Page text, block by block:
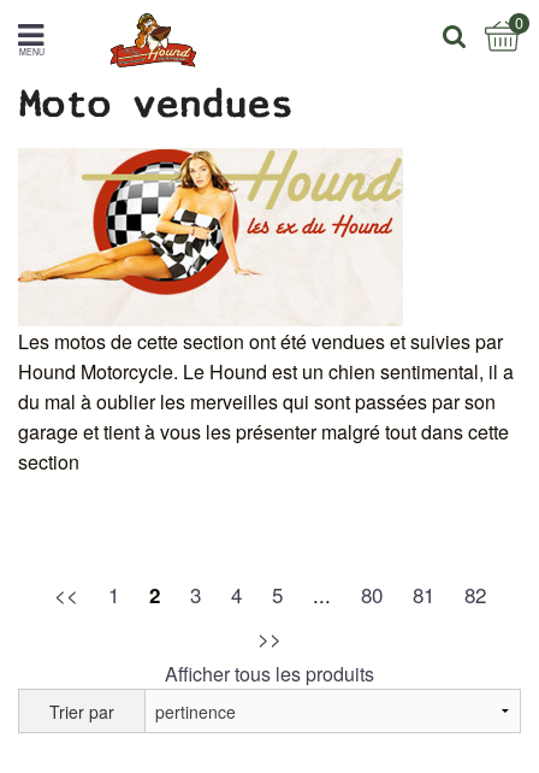
MENU
0
Moto vendues
Les motos de cette section ont été vendues et suivies par
Hound Motorcycle. Le Hound est un chien sentimental, il a
du mal à oublier les merveilles qui sont passées par son
garage et tient à vous les présenter malgré tout dans cette
section
<< 1 2 3 4 5 ... 80 81
82
>>
Afficher tous les produits
Trier par